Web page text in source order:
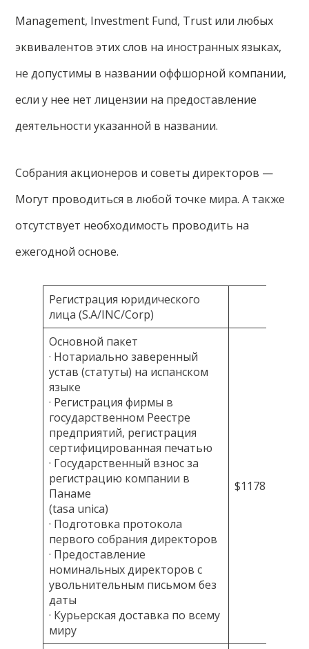
Management, Investment Fund, Trust или любых
эквивалентов этих слов на иностранных языках,
не допустимы в названии оффшорной компании,
если у нее нет лицензии на предоставление
деятельности указанной в названии.
Собрания акционеров и советы директоров —
Могут проводиться в любой точке мира. А также
отсутствует необходимость проводить на
ежегодной основе.
Регистрация юридического
лица (S.A/INC/Corp)
Основной пакет
· Нотариально заверенный
устав (статуты) на испанском
языке
· Регистрация фирмы в
государственном Реестре
предприятий, регистрация
сертифицированная печатью
· Государственный взнос за
регистрацию компании в
Панаме
(tasa unica)
· Подготовка протокола
первого собрания директоров
· Предоставление
номинальных директоров с
увольнительным письмом без
даты
· Курьерская доставка по всему
миру
$1178